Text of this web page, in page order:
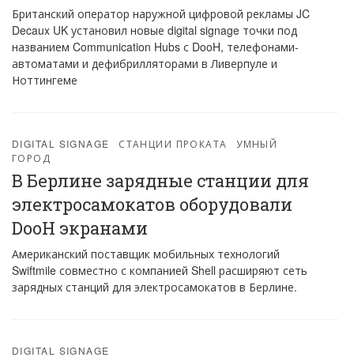
Британский оператор наружной цифровой рекламы JC
Decaux UK установил новые digital signage точки под
названием Communication Hubs с DooH, телефонами-
автоматами и дефибрилляторами в Ливерпуле и
Ноттингеме
DIGITAL SIGNAGE СТАНЦИИ ПРОКАТА
УМНЫЙ
ГОРОД
В Берлине зарядные станции для
электросамокатов оборудовали
DooH экранами
Американский поставщик мобильных технологий
Swiftmile совместно с компанией Shell расширяют сеть
зарядных станций для электросамокатов в Берлине.
DIGITAL SIGNAGE